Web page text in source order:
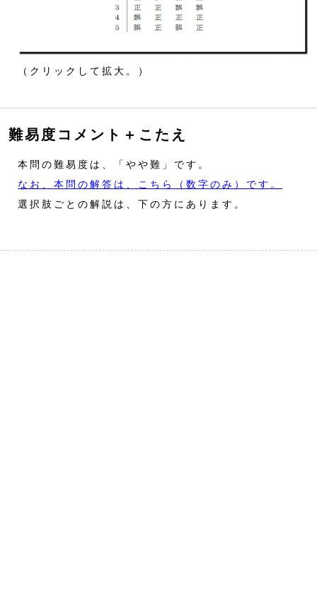
（クリックして拡大。）
難易度コメント＋こたえ
本問の難易度は、「やや難」です。
なお、本問の解答は、こちら（数字のみ）です。
選択肢ごとの解説は、下の方にあります。